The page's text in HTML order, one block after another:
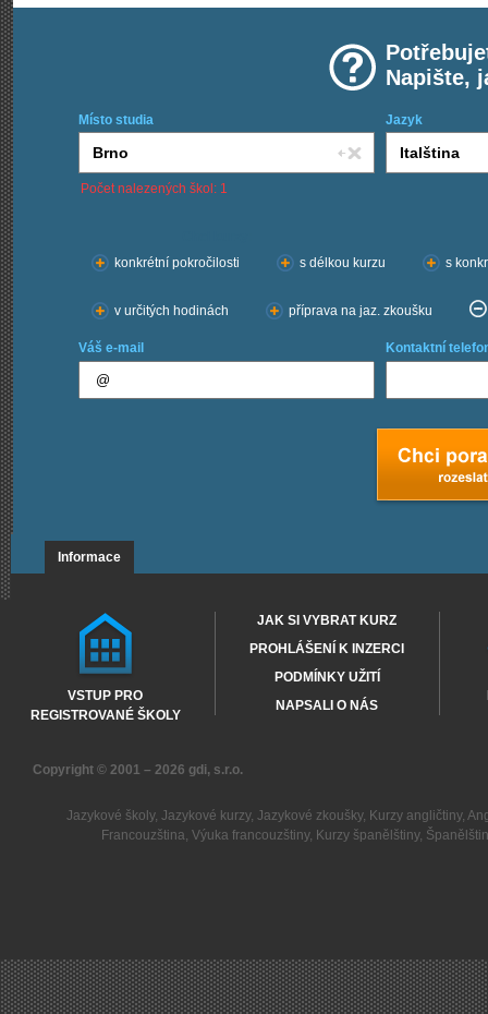
Napište,
Místo studia Jazyk
Počet nalezených škol: 1
konkrétní pokročilosti
s délkou kurzu s
v určitých hodinách příprava na jaz. zkoušku
Váš e-mail Kontaktní
Informace
VSTUP PRO
REGISTROVANÉ ŠKOLY
JAK SI VYBRAT KURZ
PROHLÁŠENÍ K INZERCI
PODMÍNKY UŽITÍ
NAPSALI O NÁS
Copyright © 2001 – 2026 gdi, s.r.o.
Jazykové školy, Jazykové kurzy, Jazykové zkoušky, Kurzy angličtiny,
Francouzština,Výuka francouzštiny, Kurzy španělštiny,